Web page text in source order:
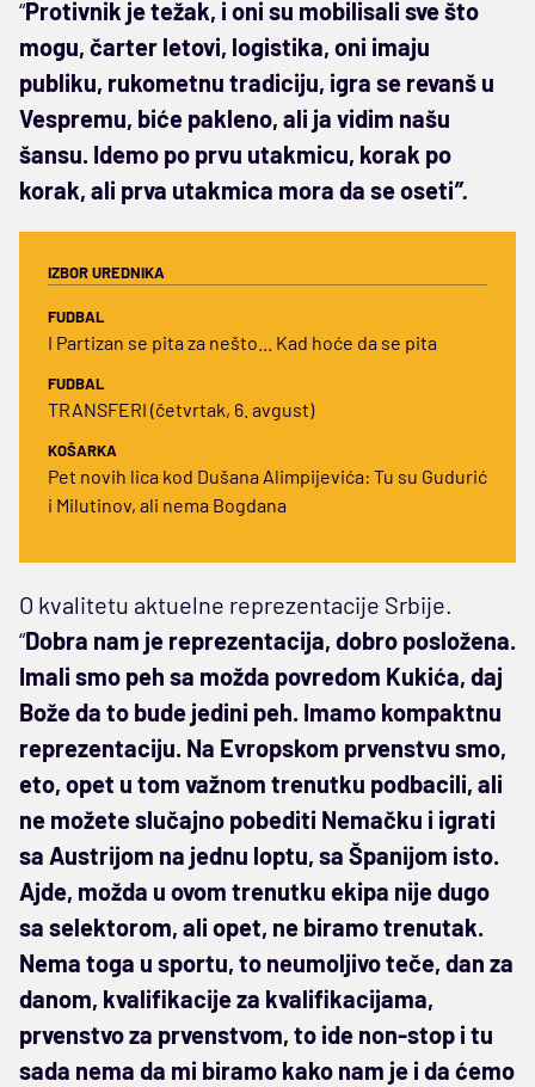
“Protivnik je težak, i oni su mobilisali sve što
mogu, čarter letovi, logistika, oni imaju
publiku, rukometnu tradiciju, igra se revanš u
Vespremu, biće pakleno, ali ja vidim našu
šansu. Idemo po prvu utakmicu, korak po
korak, ali prva utakmica mora da se oseti”.
IZBOR UREDNIKA
FUDBAL
I Partizan se pita za nešto... Kad hoće da se pita
FUDBAL
TRANSFERI (četvrtak, 6. avgust)
KOŠARKA
Pet novih lica kod Dušana Alimpijevića: Tu su Gudurić
i Milutinov, ali nema Bogdana
O kvalitetu aktuelne reprezentacije Srbije.
“Dobra nam je reprezentacija, dobro posložena.
Imali smo peh sa možda povredom Kukića, daj
Bože da to bude jedini peh. Imamo kompaktnu
reprezentaciju. Na Evropskom prvenstvu smo,
eto, opet u tom važnom trenutku podbacili, ali
ne možete slučajno pobediti Nemačku i igrati
sa Austrijom na jednu loptu, sa Španijom isto.
Ajde, možda u ovom trenutku ekipa nije dugo
sa selektorom, ali opet, ne biramo trenutak.
Nema toga u sportu, to neumoljivo teče, dan za
danom, kvalifikacije za kvalifikacijama,
prvenstvo za prvenstvom, to ide non-stop i tu
sada nema da mi biramo kako nam je i da ćemo